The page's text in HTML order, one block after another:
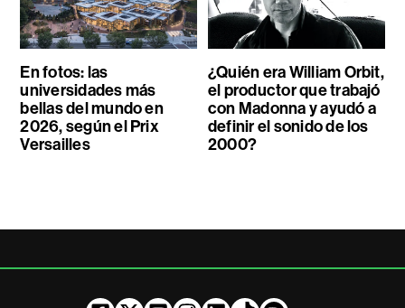
En fotos: las
universidades más
bellas del mundo en
2026, según el Prix
Versailles
¿Quién era William Orbit,
el productor que trabajó
con Madonna y ayudó a
definir el sonido de los
2000?